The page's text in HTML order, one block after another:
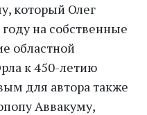
который Олег
на собственные
областной
к 450-летию
для автора также
Аввакуму,